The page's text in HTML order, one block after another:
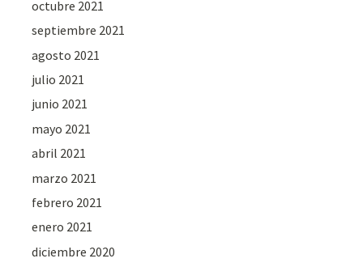
octubre 2021
septiembre 2021
agosto 2021
julio 2021
junio 2021
mayo 2021
abril 2021
marzo 2021
febrero 2021
enero 2021
diciembre 2020